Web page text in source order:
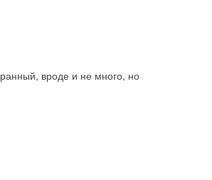
вроде и не много, но